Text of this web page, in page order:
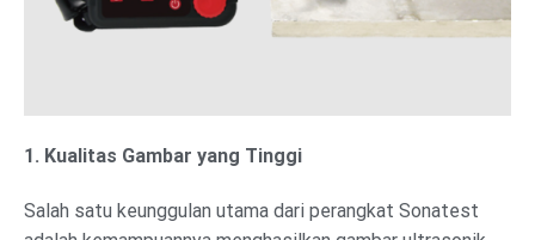
1. Kualitas Gambar yang Tinggi
Salah satu keunggulan utama dari perangkat Sonatest